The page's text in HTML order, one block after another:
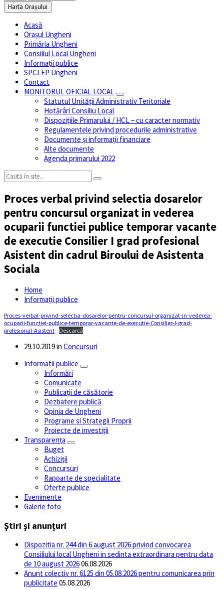
Harta Orașului
Acasă
Orașul Ungheni
Primăria Ungheni
Consiliul Local Ungheni
Informații publice
SPCLEP Ungheni
Contact
MONITORUL OFICIAL LOCAL
Statutul Unităţii Administrativ Teritoriale
Hotărâri Consiliu Local
Dispozițiile Primarului / HCL – cu caracter normativ
Regulamentele privind procedurile administrative
Documente și informații financiare
Alte documente
Agenda primarului 2022
Proces verbal privind selectia dosarelor
pentru concursul organizat in vederea
ocuparii functiei publice temporar vacante
de executie Consilier I grad profesional
Asistent din cadrul Biroului de Asistenta
Sociala
Home
Informații publice
Proces-verbal-privind-selectia-dosarelor-pentru-concursul-organizat-in-vederea-
ocuparii-functiei-publice-temporar-vacante-de-executie-Consilier-I-grad-
profesional-Asistent
Descarcă
29.10.2019in Concursuri
Informatii publice
Informări
Comunicate
Publicații de căsătorie
Dezbatere publică
Opinia de Ungheni
Programe si Strategii Proprii
Proiecte de investiții
Transparența
Buget
Achiziții
Concursuri
Rapoarte de specialitate
Oferte publice
Evenimente
Galerie foto
Știri și anunțuri
Dispozitia nr. 244 din 6 august 2026 privind convocarea
Consiliului local Ungheni in sedinta extraordinara pentru data
de 10 august 202606.08.2026
Anunt colectiv nr. 6125 din 05.08.2026 pentru comunicarea prin
publicitate 05.08.2026